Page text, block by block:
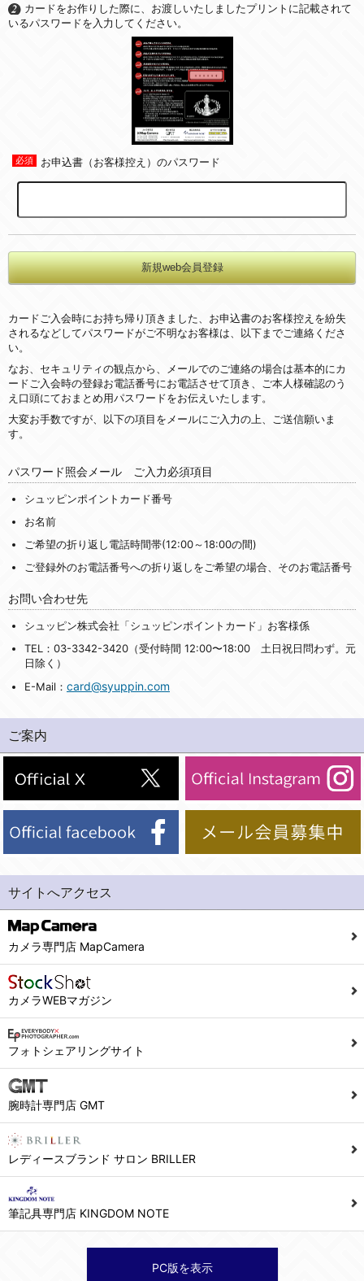
カードをお作りした際に、お渡しいたしましたプリントに記載されて
いるパスワードを入力してください。
お申込書（お客様控え）のパスワード
カードご入会時にお持ち帰り頂きました、お申込書のお客様控えを紛失
されるなどしてパスワードがご不明なお客様は、以下までご連絡くださ
い。
なお、セキュリティの観点から、メールでのご連絡の場合は基本的にカ
ードご入会時の登録お電話番号にお電話させて頂き、ご本人様確認のう
え口頭にておまとめ用パスワードをお伝えいたします。
大変お手数ですが、以下の項目をメールにご入力の上、ご送信願いま
す。
パスワード照会メール ご入力必須項目
シュッピンポイントカード番号
お名前
ご希望の折り返し電話時間帯(12:00～18:00の間)
ご登録外のお電話番号への折り返しをご希望の場合、そのお電話番号
お問い合わせ先
シュッピン株式会社「シュッピンポイントカード」お客様係
TEL：03-3342-3420（受付時間 12:00〜18:00 土日祝日問わず。元
日除く）
E-Mail： card@syuppin.com
ご案内
サイトへアクセス
カメラ専門店 MapCamera
カメラWEBマガジン
フォトシェアリングサイト
腕時計専門店 GMT
レディースブランド サロン BRILLER
筆記具専門店 KINGDOM NOTE
PC版を表示